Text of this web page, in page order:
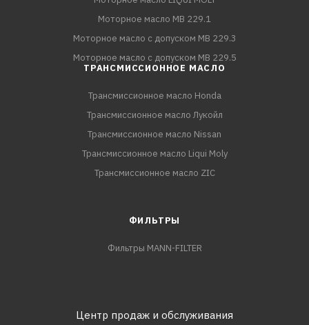
Моторное масло MB 229.1
Моторное масло с допуском MB 229.3
Моторное масло с допуском MB 229.5
ТРАНСМИССИОННОЕ МАСЛО
Трансмиссионное масло Honda
Трансмиссионное масло Лукойл
Трансмиссионное масло Nissan
Трансмиссионное масло Liqui Moly
Трансмиссионное масло ZIC
ФИЛЬТРЫ
Фильтры MANN-FILTER
Центр продаж и обслуживания